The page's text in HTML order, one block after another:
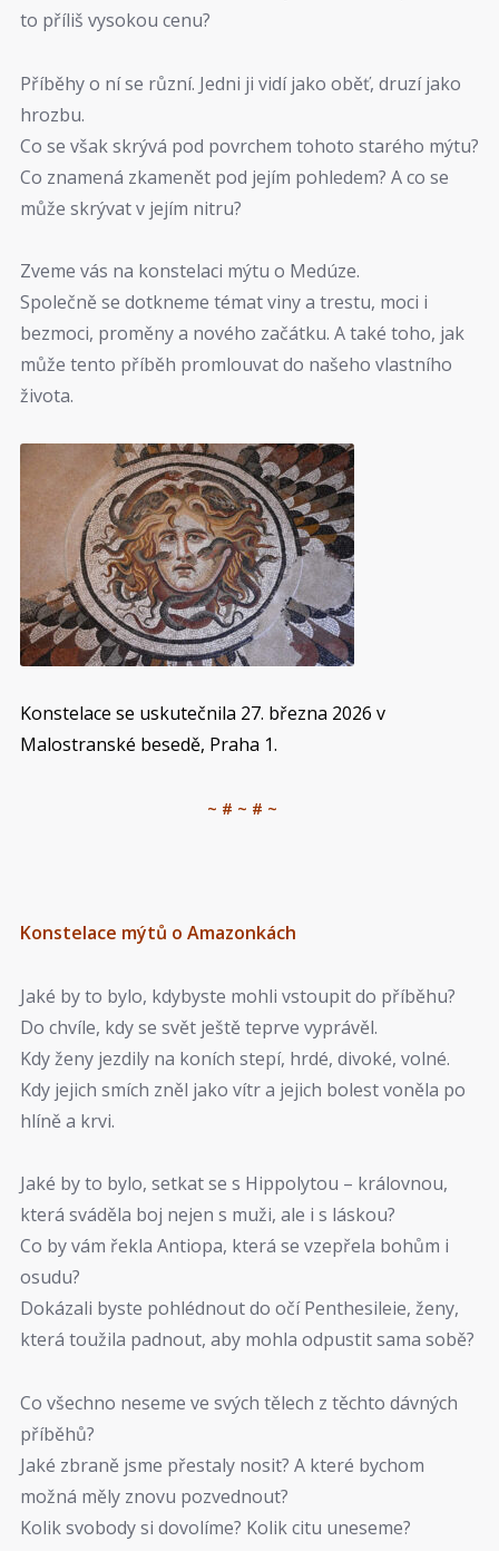
to příliš vysokou cenu?
Příběhy o ní se různí. Jedni ji vidí jako oběť, druzí jako
hrozbu.
Co se však skrývá pod povrchem tohoto starého mýtu?
Co znamená zkamenět pod jejím pohledem? A co se
může skrývat v jejím nitru?
Zveme vás na konstelaci mýtu o Medúze.
Společně se dotkneme témat viny a trestu, moci i
bezmoci, proměny a nového začátku. A také toho, jak
může tento příběh promlouvat do našeho vlastního
života.
Konstelace se uskutečnila 27. března 2026 v
Malostranské besedě, Praha 1.
~ # ~ # ~
Konstelace mýtů o Amazonkách
Jaké by to bylo, kdybyste mohli vstoupit do příběhu?
Do chvíle, kdy se svět ještě teprve vyprávěl.
Kdy ženy jezdily na koních stepí, hrdé, divoké, volné.
Kdy jejich smích zněl jako vítr a jejich bolest voněla po
hlíně a krvi.
Jaké by to bylo, setkat se s Hippolytou – královnou,
která sváděla boj nejen s muži, ale i s láskou?
Co by vám řekla Antiopa, která se vzepřela bohům i
osudu?
Dokázali byste pohlédnout do očí Penthesileie, ženy,
která toužila padnout, aby mohla odpustit sama sobě?
Co všechno neseme ve svých tělech z těchto dávných
příběhů?
Jaké zbraně jsme přestaly nosit? A které bychom
možná měly znovu pozvednout?
Kolik svobody si dovolíme? Kolik citu uneseme?